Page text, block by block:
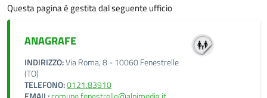
Questa pagina è gestita dal seguente ufficio
ANAGRAFE
INDIRIZZO:Via Roma, 8 - 10060 Fenestrelle
(TO)
TELEFONO:0121.83910